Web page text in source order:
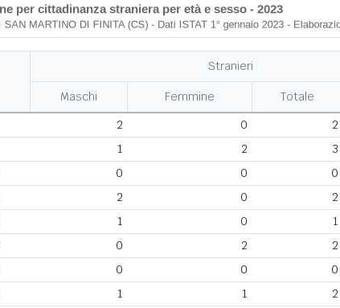
Stranieri
Maschi Femmine Totale
2 0 2
1 2 3
0 0 0
2 0 2
1 0 1
0 2 2
0 0 0
1 1 2